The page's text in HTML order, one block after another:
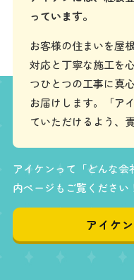
っています。
お客様の住まいを屋
対応と丁寧な施工を
つひとつの工事に真
お届けします。「ア
ていただけるよう、
アイケンって「どんな
内ページもご覧ください
アイケ